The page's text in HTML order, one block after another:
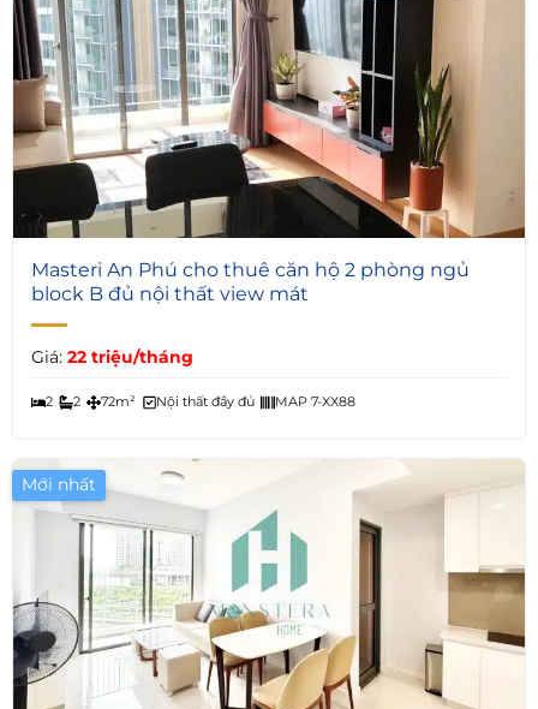
3
Masteri An Phú cho thuê căn hộ 2 phòng ngủ
block B đủ nội thất view mát
Giá: 22 triệu/tháng
2 2 72m² Nội thất đầy đủ MAP 7-XX88
Mới nhất